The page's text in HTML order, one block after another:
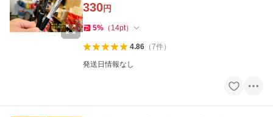
330円
5% （ 14pt）
4.86（7件）
発送日情報なし